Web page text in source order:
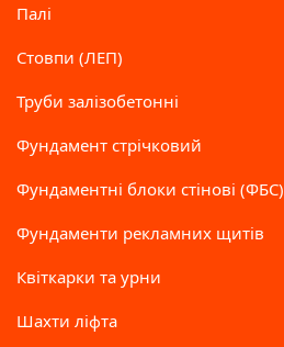
Палі
Стовпи (ЛЕП)
Труби залізобетонні
Фундамент стрічковий
Фундаментні блоки стінові (ФБС)
Фундаменти рекламних щитів
Квіткарки та урни
Шахти ліфта